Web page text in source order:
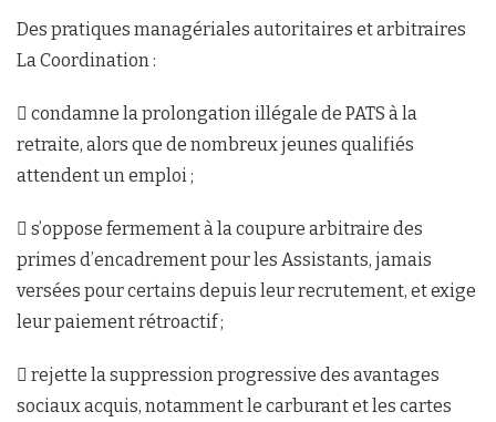
Des pratiques managériales autoritaires et arbitraires
La Coordination :
 condamne la prolongation illégale de PATS à la
retraite, alors que de nombreux jeunes qualifiés
attendent un emploi ;
 s’oppose fermement à la coupure arbitraire des
primes d’encadrement pour les Assistants, jamais
versées pour certains depuis leur recrutement, et exige
leur paiement rétroactif ;
 rejette la suppression progressive des avantages
sociaux acquis, notamment le carburant et les cartes